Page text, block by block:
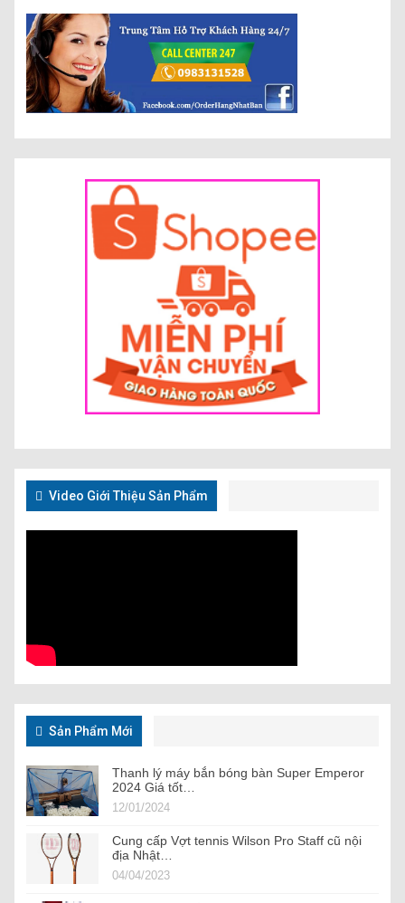
Video Giới Thiệu Sản Phẩm
Sản Phẩm Mới
Thanh lý máy bắn bóng bàn Super Emperor
2024 Giá tốt…
12/01/2024
Cung cấp Vợt tennis Wilson Pro Staff cũ nội
địa Nhật…
04/04/2023